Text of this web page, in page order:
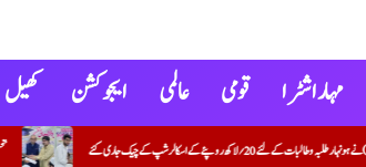
مہاراشٹرا قومی عالمی ایجوکشن کھیل
تحسین شیخ۔ مجاور کو پی ایچ ڈی کو ڈگری تفویض